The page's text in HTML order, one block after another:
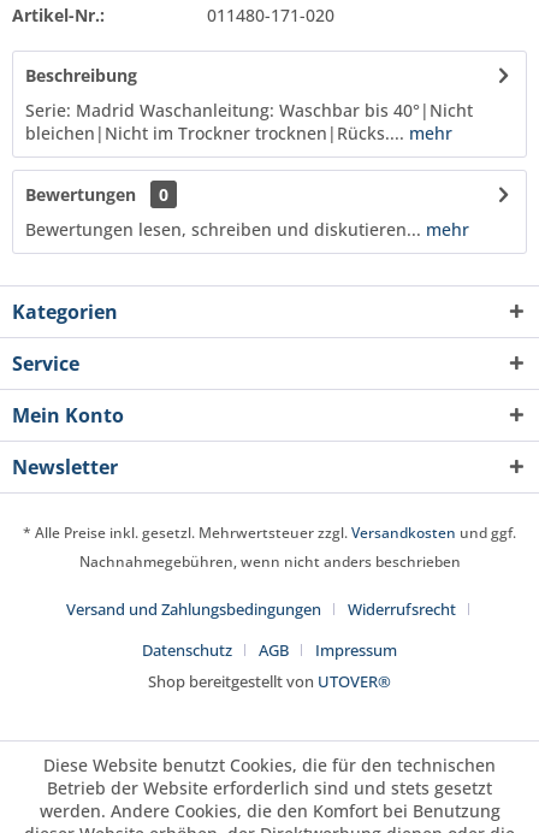
Artikel-Nr.: 011480-171-020
Beschreibung
Serie: Madrid Waschanleitung: Waschbar bis 40°|Nicht
bleichen|Nicht im Trockner trocknen|Rücks.... mehr
Bewertungen
0
Bewertungen lesen, schreiben und diskutieren... mehr
Kategorien
Service
Mein Konto
Newsletter
* Alle Preise inkl. gesetzl. Mehrwertsteuer zzgl.Versandkosten und ggf.
Nachnahmegebühren, wenn nicht anders beschrieben
Versand und Zahlungsbedingungen
Widerrufsrecht
Datenschutz
AGB
Impressum
Shop bereitgestellt von UTOVER®
Diese Website benutzt Cookies, die für den technischen
Betrieb der Website erforderlich sind und stets gesetzt
werden. Andere Cookies, die den Komfort bei Benutzung